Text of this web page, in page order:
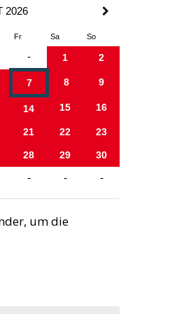
2026
Fr Sa So
- 1 2
7 8 9
14 15 16
21 22 23
28 29 30
- - -
um die